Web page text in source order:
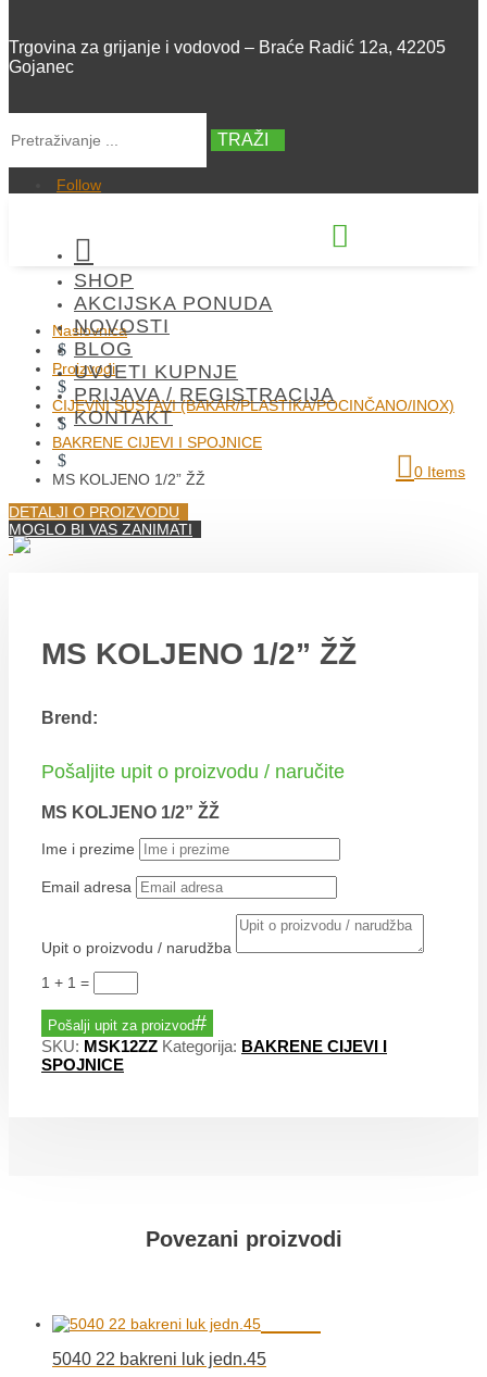
Trgovina za grijanje i vodovod – Braće Radić 12a, 42205
Gojanec
TRAŽI
Follow


SHOP
AKCIJSKA PONUDA
NOVOSTI
BLOG
UVJETI KUPNJE
PRIJAVA / REGISTRACIJA
KONTAKT
0 Items
Naslovnica
$
Proizvodi
$
CIJEVNI SUSTAVI (BAKAR/PLASTIKA/POCINČANO/INOX)
$
BAKRENE CIJEVI I SPOJNICE
$
MS KOLJENO 1/2” ŽŽ
DETALJI O PROIZVODU
MOGLO BI VAS ZANIMATI
MS KOLJENO 1/2” ŽŽ
Brend:
Pošaljite upit o proizvodu / naručite
MS KOLJENO 1/2” ŽŽ
Ime i prezime
Email adresa
Upit o proizvodu / narudžba
1 + 1 =
Pošalji upit za proizvod
SKU: MSK12ZZ Kategorija: BAKRENE CIJEVI I
SPOJNICE
Povezani proizvodi
5040 22 bakreni luk jedn.45